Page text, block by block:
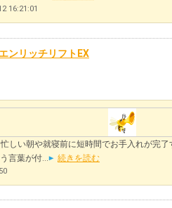
16:21:01
ンリッチリフトEX
しい朝や就寝前に短時間でお手入れが完
言葉が付...
続きを読む